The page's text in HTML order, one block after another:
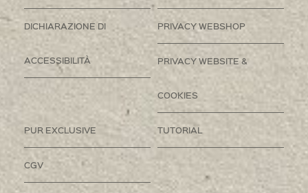
DICHIARAZIONE DI
ACCESSIBILITÀ
PRIVACY WEBSHOP
PRIVACY WEBSITE &
COOKIES
PUR EXCLUSIVE TUTORIAL
CGV